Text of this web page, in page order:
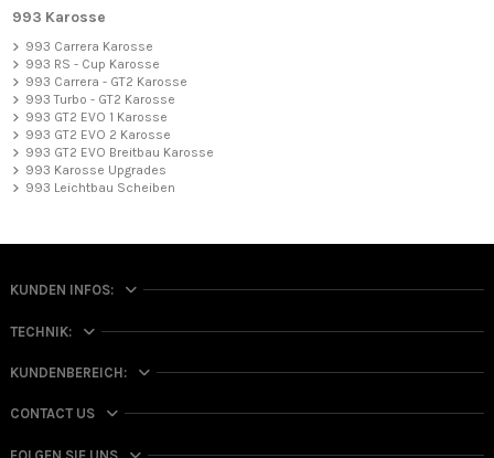
993 Karosse
993 Carrera Karosse
993 RS - Cup Karosse
993 Carrera - GT2 Karosse
993 Turbo - GT2 Karosse
993 GT2 EVO 1 Karosse
993 GT2 EVO 2 Karosse
993 GT2 EVO Breitbau Karosse
993 Karosse Upgrades
993 Leichtbau Scheiben
KUNDEN INFOS:
TECHNIK:
KUNDENBEREICH:
CONTACT US